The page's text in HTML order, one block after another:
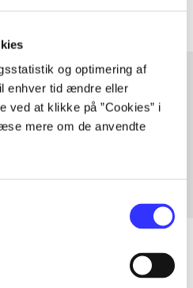
og optimering af
enhver tid ændre eller
at klikke på ”Cookies” i
mere om de anvendte
emner